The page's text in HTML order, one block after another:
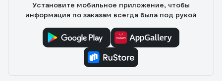
Установите мобильное приложение, чтобы
информация по заказам всегда была под рукой